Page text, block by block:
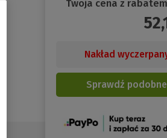
Twoja cena z rabatem
Nakład
Sprawdź podobne
(Nowe